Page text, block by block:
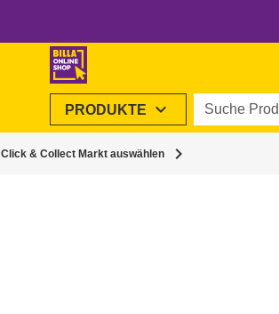
PRODUKTE expand_more Suche
Click & Collect Markt auswählen chevron_right